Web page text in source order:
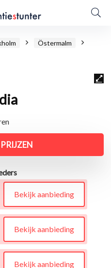
Östermalm
Bekijk aanbieding
Bekijk aanbieding
Bekijk aanbieding